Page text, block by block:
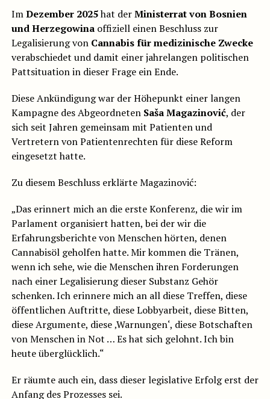
ImDezember 2025hat derMinisterrat von Bosnien
und Herzegowinaoffiziell einen Beschluss zur
Legalisierung von Cannabis für medizinische Zwecke
verabschiedet und damit einer jahrelangen politischen
Pattsituation in dieser Frage ein Ende.
Diese Ankündigung war der Höhepunkt einer langen
Kampagne des Abgeordneten Saša Magazinović, der
sich seit Jahren gemeinsam mit Patienten und
Vertretern von Patientenrechten für diese Reform
eingesetzt hatte.
Zu diesem Beschluss erklärte Magazinović:
„Das erinnert mich an die erste Konferenz, die wir im
Parlament organisiert hatten, bei der wir die
Erfahrungsberichte von Menschen hörten, denen
Cannabisöl geholfen hatte. Mir kommen die Tränen,
wenn ich sehe, wie die Menschen ihren Forderungen
nach einer Legalisierung dieser Substanz Gehör
schenken. Ich erinnere mich an all diese Treffen, diese
öffentlichen Auftritte, diese Lobbyarbeit, diese Bitten,
diese Argumente, diese ‚Warnungen‘, diese Botschaften
von Menschen in Not … Es hat sich gelohnt. Ich bin
heute überglücklich.“
Er räumte auch ein, dass dieser legislative Erfolg erst der
Anfang des Prozesses sei.